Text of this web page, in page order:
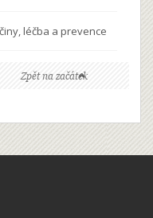
léčba a prevence
Zpět na začátek